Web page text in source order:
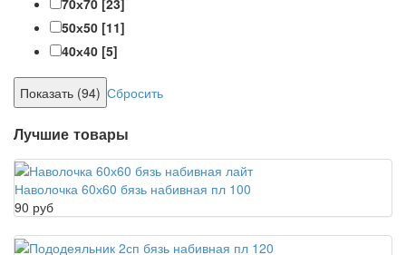
70х70 [23]
50х50 [11]
40х40 [5]
Сбросить
Лучшие товары
Наволочка 60х60 бязь набивная пл 100
90 руб